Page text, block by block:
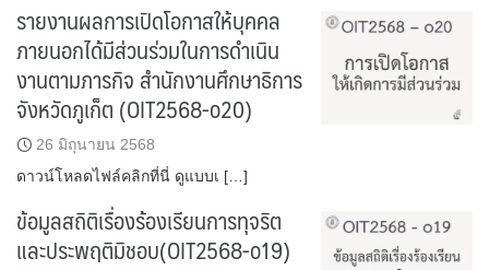
รายงานผลการเปิดโอกาสให้บุคคล
ภายนอกได้มีส่วนร่วมในการดำเนิน
งานตามภารกิจ สำนักงานศึกษาธิการ
จังหวัดภูเก็ต (OIT2568-o20)
26 มิถุนายน 2568
ดาวน์โหลดไฟล์คลิกที่นี่ ดูแบบเ […]
ข้อมูลสถิติเรื่องร้องเรียนการทุจริต
และประพฤติมิชอบ(OIT2568-o19)